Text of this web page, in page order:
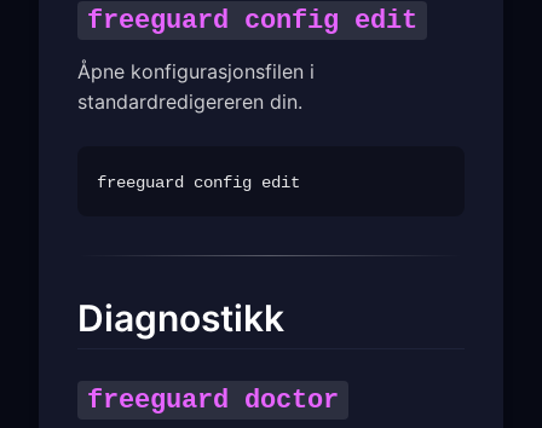
freeguard config edit
Åpne konfigurasjonsfilen i
standardredigereren din.
Diagnostikk
freeguard doctor